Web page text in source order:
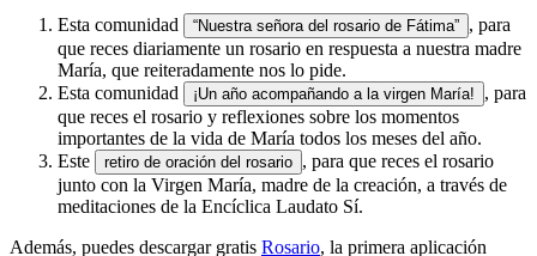
Esta comunidad “Nuestra señora del rosario de Fátima” , para
que reces diariamente un rosario en respuesta a nuestra madre
María, que reiteradamente nos lo pide.
Esta comunidad
¡Un año acompañando a la virgen María!
, para
que reces el rosario y reflexiones sobre los momentos
importantes de la vida de María todos los meses del año.
Este
retiro de oración del rosario , para que reces el rosario
junto con la Virgen María, madre de la creación, a través de
meditaciones de la Encíclica Laudato Sí.
Además, puedes descargar gratis Rosario, la primera aplicación